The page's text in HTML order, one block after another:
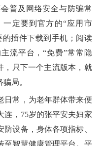
普及网络安全与防骗常
定要到官方的“应用市
插件下载到手机；阅读
流平台，“免费”常常隐
，只下一个主流版本，就
局。
常，为老年群体带来便
连，75岁的张平安夫妇家
设备，身体各项指标、
至智慧健康管理平台。平